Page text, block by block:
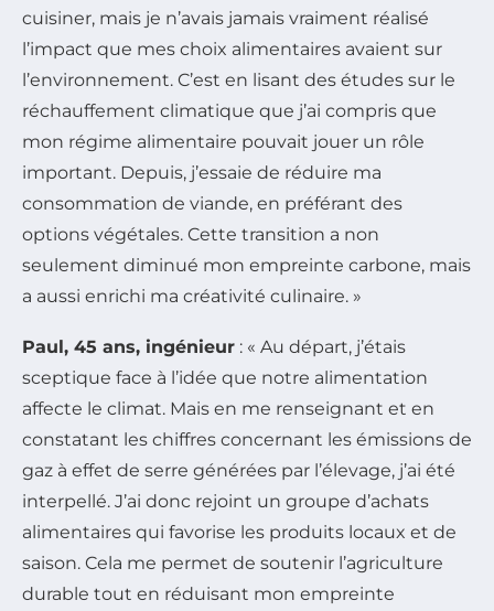
cuisiner, mais je n’avais jamais vraiment réalisé
l’impact que mes choix alimentaires avaient sur
l’environnement. C’est en lisant des études sur le
réchauffement climatique que j’ai compris que
mon régime alimentaire pouvait jouer un rôle
important. Depuis, j’essaie de réduire ma
consommation de viande, en préférant des
options végétales. Cette transition a non
seulement diminué mon empreinte carbone, mais
a aussi enrichi ma créativité culinaire. »
Paul, 45 ans, ingénieur : « Au départ, j’étais
sceptique face à l’idée que notre alimentation
affecte le climat. Mais en me renseignant et en
constatant les chiffres concernant les émissions de
gaz à effet de serre générées par l’élevage, j’ai été
interpellé. J’ai donc rejoint un groupe d’achats
alimentaires qui favorise les produits locaux et de
saison. Cela me permet de soutenir l’agriculture
durable tout en réduisant mon empreinte